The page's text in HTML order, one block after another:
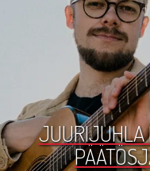
JUURIJUHLA